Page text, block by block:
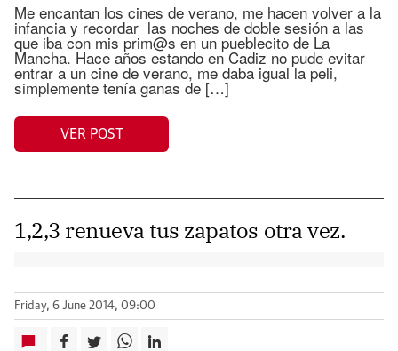
Me encantan los cines de verano, me hacen volver a la
infancia y recordar las noches de doble sesión a las
que iba con mis prim@s en un pueblecito de La
Mancha. Hace años estando en Cadiz no pude evitar
entrar a un cine de verano, me daba igual la peli,
simplemente tenía ganas de […]
VER POST
1,2,3 renueva tus zapatos otra vez.
Friday, 6 June 2014, 09:00